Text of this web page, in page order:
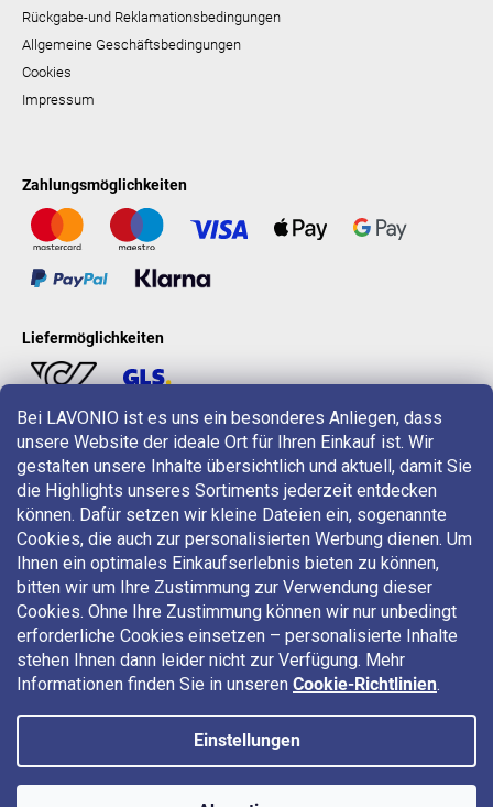
Bei LAVONIO ist es uns ein besonderes Anliegen, dass
unsere Website der ideale Ort für Ihren Einkauf ist. Wir
gestalten unsere Inhalte übersichtlich und aktuell, damit Sie
die Highlights unseres Sortiments jederzeit entdecken
können. Dafür setzen wir kleine Dateien ein, sogenannte
Cookies, die auch zur personalisierten Werbung dienen. Um
Ihnen ein optimales Einkaufserlebnis bieten zu können,
bitten wir um Ihre Zustimmung zur Verwendung dieser
Cookies. Ohne Ihre Zustimmung können wir nur unbedingt
erforderliche Cookies einsetzen – personalisierte Inhalte
stehen Ihnen dann leider nicht zur Verfügung. Mehr
Informationen finden Sie in unseren Cookie-Richtlinien.
Einstellungen
Rückgabe-und Reklamationsbedingungen
Allgemeine Geschäftsbedingungen
Cookies
Impressum
Zahlungsmöglichkeiten
Liefermöglichkeiten
LAVONIO in der Welt
Für Aktionen, Gewinnspiele und Rabatte folgen Sie uns auf:
Copyright 2026 LAVONIO.at. Alle Rechte vorbehalten.